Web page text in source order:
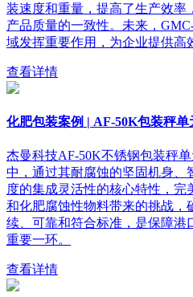
装速度和重量，提高了生产效率
产品质量的一致性。未来，
域发挥重要作用，为企业提供高
查看详情
化肥包装案例 | AF-50K包装秤
杰曼科技AF-50K不锈钢包装秤
中，通过其耐腐蚀的坚固机身、
度的集成灵活性的核心特性，
和化肥腐蚀性物料带来的挑战，
续、可靠和符合标准，是保障港
重要一环。
查看详情